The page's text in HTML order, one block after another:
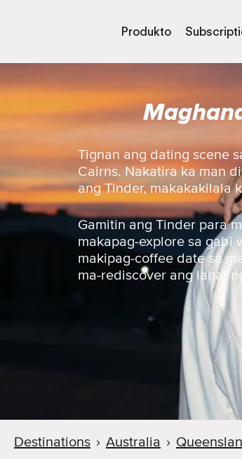
e
Produkto
Tignan ang dating scene
Cairns. Nakatira ka man
ang Tinder, makakakilala
Gamitin ang Tinder para
makapag-explore sa gabi
makipag-coffee date sa
ma-rediscover ang lahat
Destinations › Australia ›